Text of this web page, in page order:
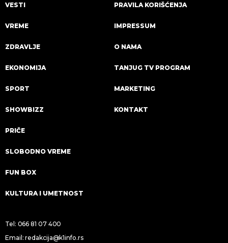
VESTI
VREME
ZDRAVLJE
EKONOMIJA
SPORT
SHOWBIZZ
PRIČE
SLOBODNO VREME
FUN BOX
KULTURA I UMETNOST
PRAVILA KORIŠĆENJA
IMPRESSUM
O NAMA
TANJUG TV PROGRAM
MARKETING
KONTAKT
Tel: 066 81 07 400
Email:redakcija@k1info.rs